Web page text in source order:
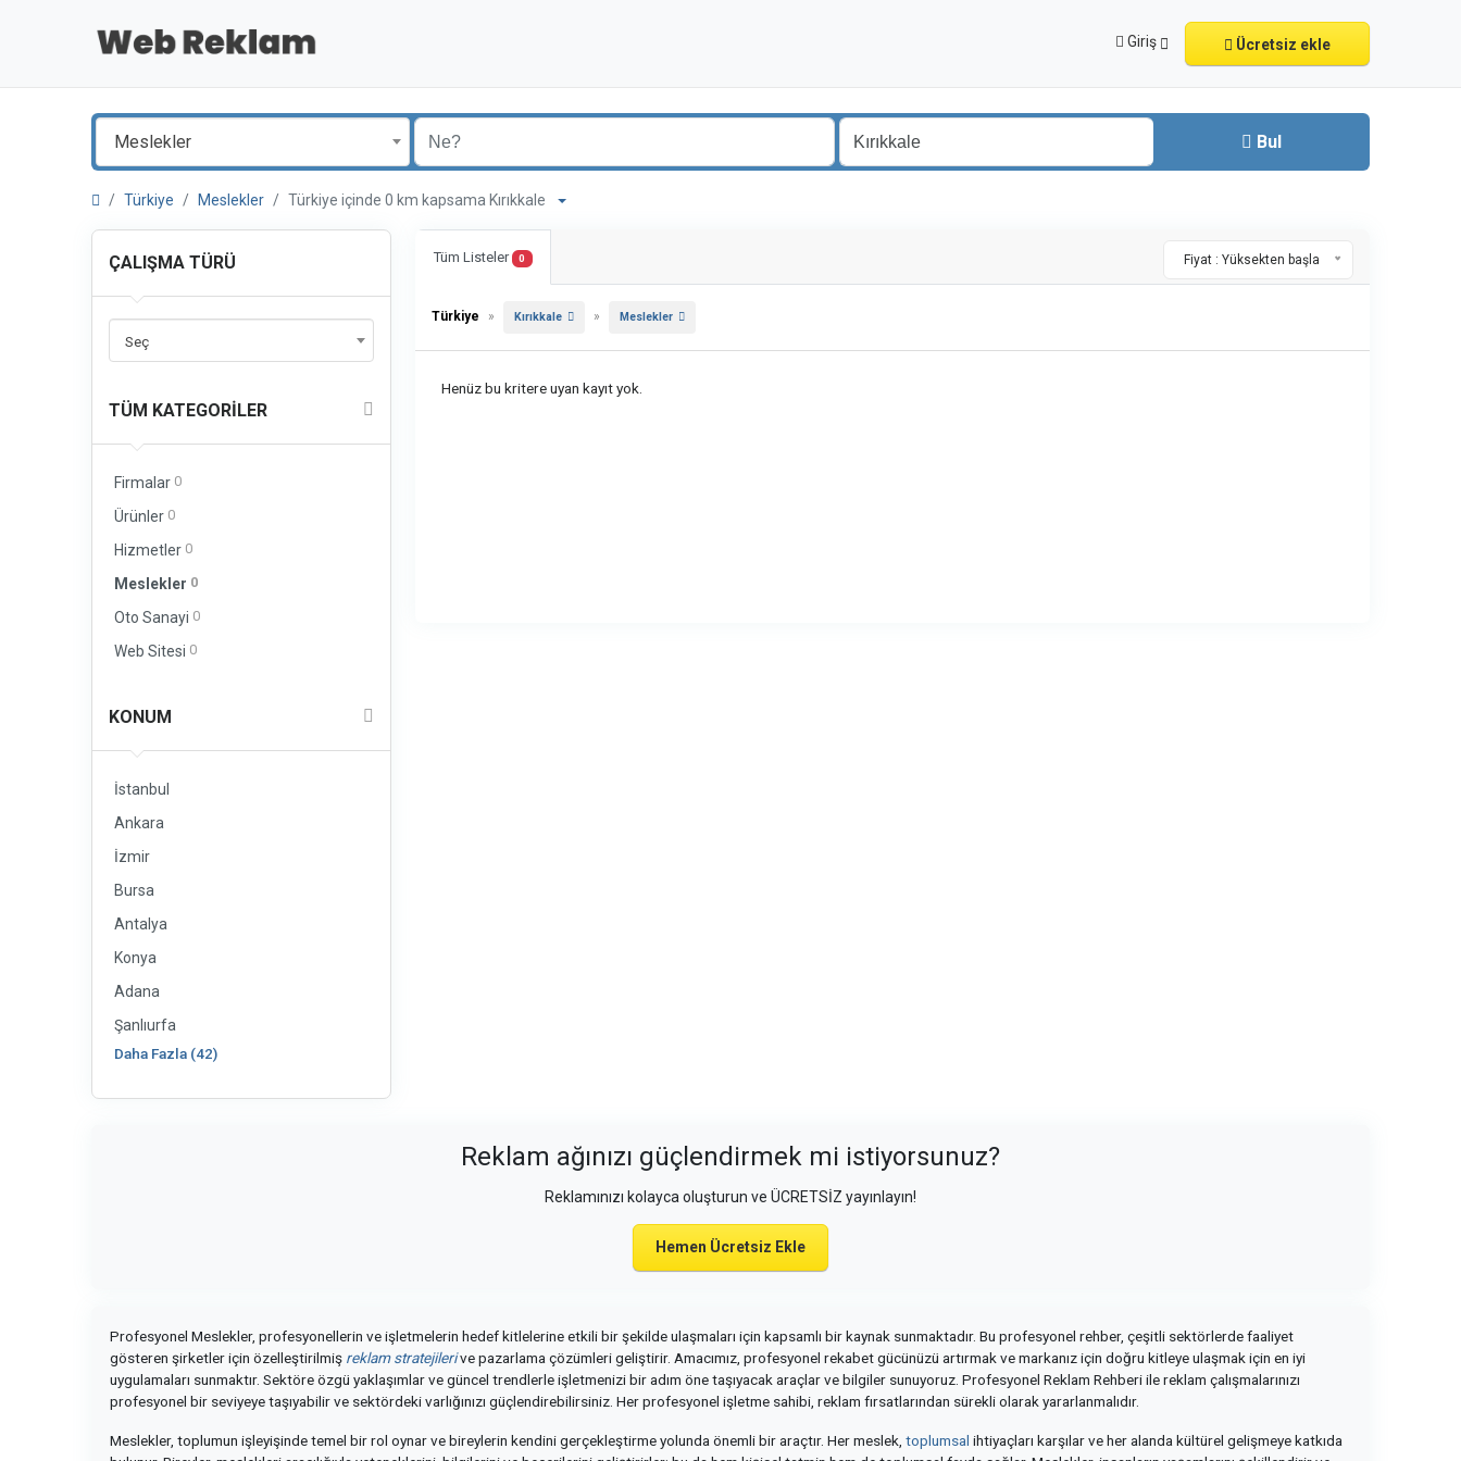
Giriş Ücretsiz ekle
Meslekler Bul
Türkiye Meslekler Türkiye içinde 0 km kapsama Kırıkkale
ÇALIŞMA TÜRÜ
Seç
TÜM KATEGORILER
Firmalar 0
Ürünler 0
Hizmetler 0
Meslekler 0
Oto Sanayi 0
Web Sitesi 0
KONUM
İstanbul
Ankara
İzmir
Bursa
Antalya
Konya
Adana
Şanlıurfa
Daha Fazla (42)
Tüm Listeler 0 Fiyat : Yüksekten başla
Türkiye » Kırıkkale » Meslekler
Henüz bu kritere uyan kayıt yok.
Reklam ağınızı güçlendirmek mi istiyorsunuz?
Reklamınızı kolayca oluşturun ve ÜCRETSİZ yayınlayın!
Hemen Ücretsiz Ekle
Profesyonel Meslekler, profesyonellerin ve işletmelerin hedef kitlelerine etkili bir şekilde ulaşmaları için kapsamlı bir kaynak sunmaktadır. Bu profesyonel rehber, çeşitli sektörlerde faaliyet
gösteren şirketler için özelleştirilmiş reklam stratejilerive pazarlama çözümleri geliştirir. Amacımız, profesyonel rekabet gücünüzü artırmak ve markanız için doğru kitleye ulaşmak için en iyi
uygulamaları sunmaktır. Sektöre özgü yaklaşımlar ve güncel trendlerle işletmenizi bir adım öne taşıyacak araçlar ve bilgiler sunuyoruz. Profesyonel Reklam Rehberi ile reklam çalışmalarınızı
profesyonel bir seviyeye taşıyabilir ve sektördeki varlığınızı güçlendirebilirsiniz. Her profesyonel işletme sahibi, reklam fırsatlarından sürekli olarak yararlanmalıdır.
Meslekler, toplumun işleyişinde temel bir rol oynar ve bireylerin kendini gerçekleştirme yolunda önemli bir araçtır. Her meslek, toplumsal ihtiyaçları karşılar ve her alanda kültürel gelişmeye katkıda